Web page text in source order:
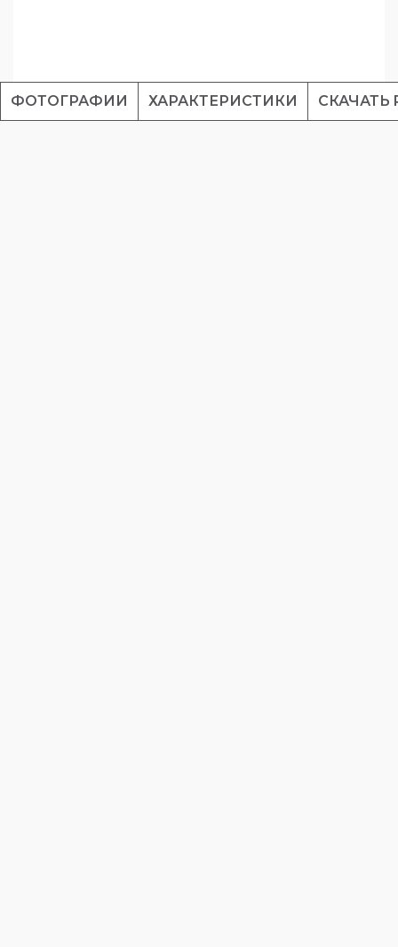
ФОТОГРАФИИ ХАРАКТЕРИСТИКИ СКАЧАТЬ